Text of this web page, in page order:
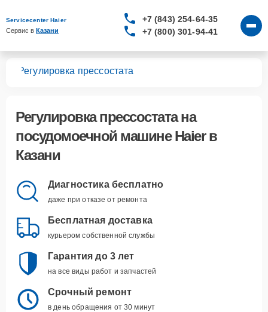
Servicecenter Haier
Сервис в Казани
+7 (843) 254-64-35
+7 (800) 301-94-41
Регулировка прессостата
Регулировка прессостатана
посудомоечной машине Haier в
Казани
Диагностика бесплатно
даже при отказе от ремонта
Бесплатная доставка
курьером собственной службы
Гарантия до 3 лет
на все виды работ и запчастей
Срочный ремонт
в день обращения от 30 минут